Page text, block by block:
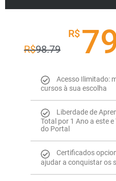
R$98.79
R$
Acesso Ilimitado:
cursos à sua escolha
Liberdade de
Total por 1 Ano a este
do Portal
Certificados
ajudar a conquistar os